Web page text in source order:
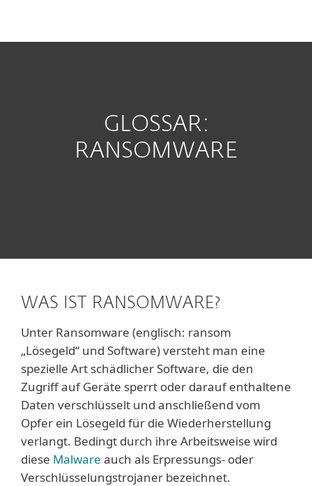
GLOSSAR:
RANSOMWARE
WAS IST RANSOMWARE?
Unter Ransomware (englisch: ransom
„Lösegeld“ und Software) versteht man eine
spezielle Art schädlicher Software, die den
Zugriff auf Geräte sperrt oder darauf enthaltene
Daten verschlüsselt und anschließend vom
Opfer ein Lösegeld für die Wiederherstellung
verlangt. Bedingt durch ihre Arbeitsweise wird
diese Malware auch als Erpressungs- oder
Verschlüsselungstrojaner bezeichnet.